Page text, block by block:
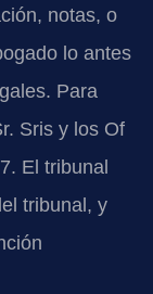
notas, o
lo antes
Para
Sris y los Of
El tribunal
tribunal, y